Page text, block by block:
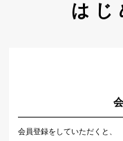
はじ
会員登録をしていただくと、